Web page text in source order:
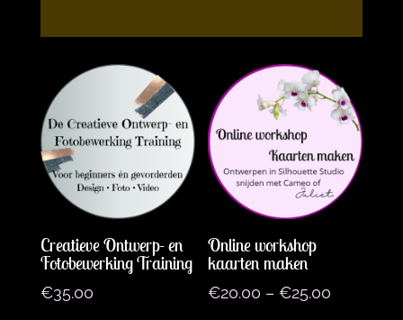
Creatieve Ontwerp- en
Fotobewerking Training
€35.00
Online workshop
kaarten maken
€20.00 –€25.00